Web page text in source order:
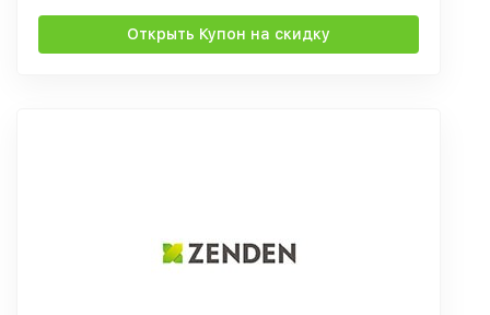
Открыть Купон на скидку